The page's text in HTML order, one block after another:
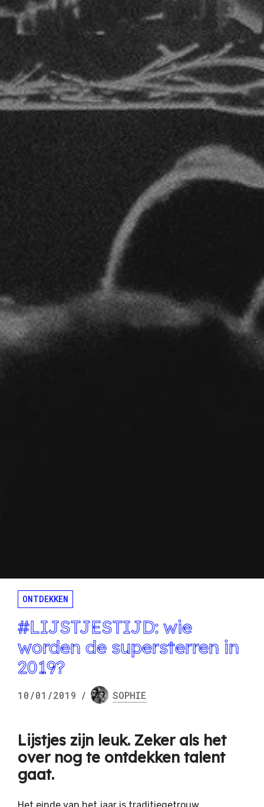
ONTDEKKEN
#LIJSTJESTIJD: wie
worden de supersterren in
2019?
10/01/2019 / SOPHIE
Lijstjes zijn leuk. Zeker als het
over nog te ontdekken talent
gaat.